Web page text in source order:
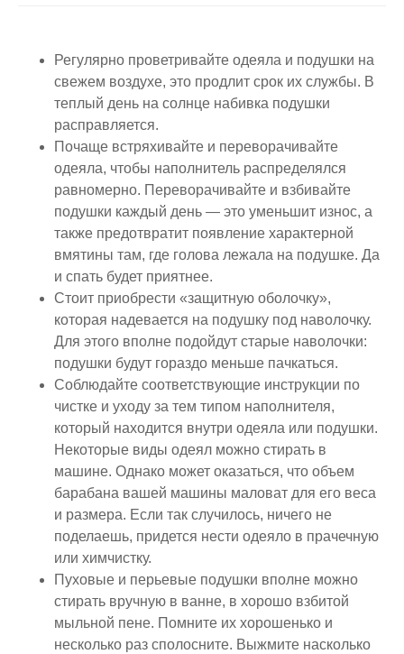
Регулярно проветривайте одеяла и подушки на
свежем воздухе, это продлит срок их службы. В
теплый день на солнце набивка подушки
расправляется.
Почаще встряхивайте и переворачивайте
одеяла, чтобы наполнитель распределялся
равномерно. Переворачивайте и взбивайте
подушки каждый день — это уменьшит износ, а
также предотвратит появление характерной
вмятины там, где голова лежала на подушке. Да
и спать будет приятнее.
Стоит приобрести «защитную оболочку»,
которая надевается на подушку под наволочку.
Для этого вполне подойдут старые наволочки:
подушки будут гораздо меньше пачкаться.
Соблюдайте соответствующие инструкции по
чистке и уходу за тем типом наполнителя,
который находится внутри одеяла или подушки.
Некоторые виды одеял можно стирать в
машине. Однако может оказаться, что объем
барабана вашей машины маловат для его веса
и размера. Если так случилось, ничего не
поделаешь, придется нести одеяло в прачечную
или химчистку.
Пуховые и перьевые подушки вполне можно
стирать вручную в ванне, в хорошо взбитой
мыльной пене. Помните их хорошенько и
несколько раз сполосните. Выжмите насколько